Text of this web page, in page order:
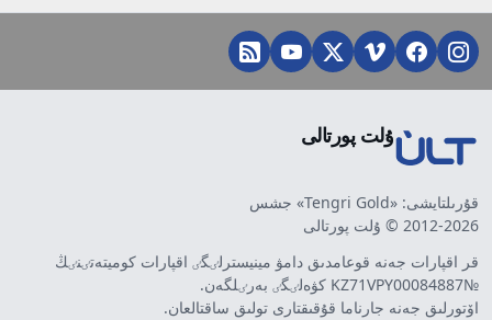
ۇلت پورتالى
قۇرىلتايشى: «Tengri Gold» جشس
2012-2026 © ۇلت پورتالى
قر اقپارات جەنە قوعامدىق دامۋ مينيسترلٸگٸ اقپارات كوميتەتٸنٸڭ
№KZ71VPY00084887 كۋەلٸگٸ بەرٸلگەن.
اۆتورلىق جەنە جارناما قۇقىقتارى تولىق ساقتالعان.